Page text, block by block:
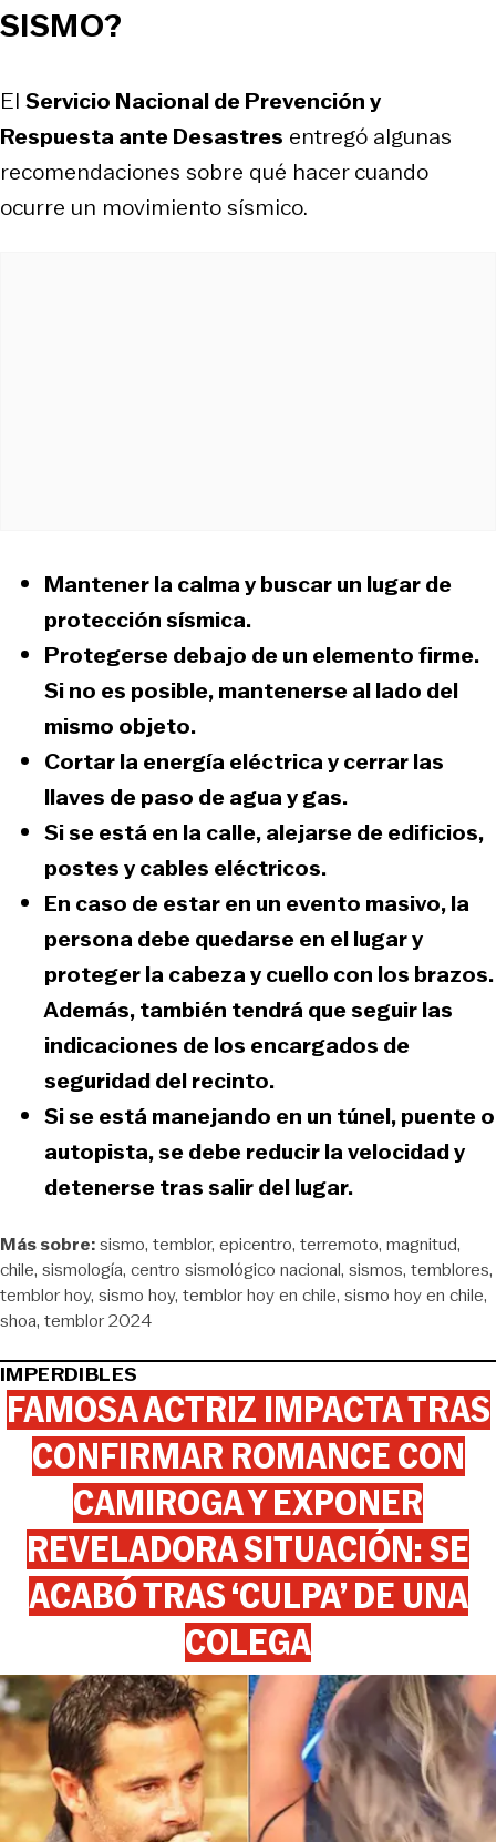
SISMO?
El Servicio Nacional de Prevención y
Respuesta ante Desastres entregó algunas
recomendaciones sobre qué hacer cuando
ocurre un movimiento sísmico.
Mantener la calma ybuscar un lugar de
protección sísmica.
Protegerse debajo de un elemento firme.
Si no es posible, mantenerse al lado del
mismo objeto.
Cortar la energía eléctrica y cerrar las
llaves de paso de agua y gas.
Si se está en la calle,alejarse de edificios,
postes y cables eléctricos.
En caso de estar en un evento masivo, la
persona debe quedarse en el lugar y
proteger la cabeza y cuello con los brazos.
Además, también tendrá que seguir las
indicaciones de los encargados de
seguridad del recinto.
Si se está manejando en un túnel, puente o
autopista,se debe reducir la velocidad y
detenerse tras salir del lugar.
Más sobre:sismo temblor epicentro terremoto magnitud
chile sismología centro sismológico nacional sismos temblores
temblor hoy sismo hoy temblor hoy en chile sismo hoy en chile
shoa temblor 2024
IMPERDIBLES
FAMOSA ACTRIZ IMPACTA TRAS
CONFIRMAR ROMANCE CON
CAMIROGA Y EXPONER
REVELADORA SITUACIÓN: SE
ACABÓ TRAS ‘CULPA’ DE UNA
COLEGA